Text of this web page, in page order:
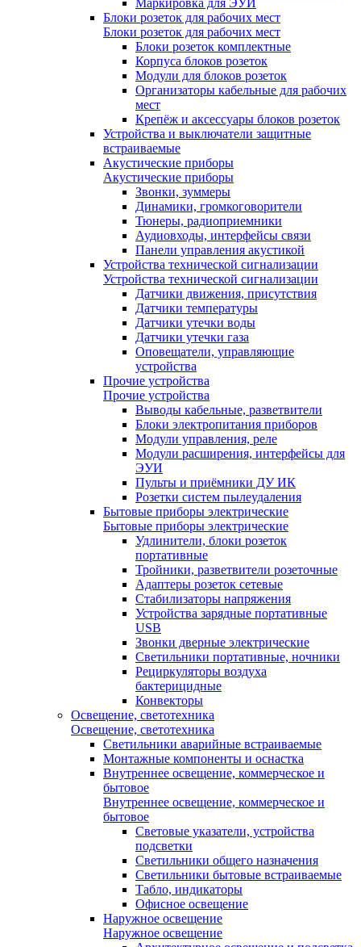
Маркировка для ЭУИ
Блоки розеток для рабочих мест
Блоки розеток для рабочих мест
Блоки розеток комплектные
Корпуса блоков розеток
Модули для блоков розеток
Организаторы кабельные для рабочих
мест
Крепёж и аксессуары блоков розеток
Устройства и выключатели защитные
встраиваемые
Акустические приборы
Акустические приборы
Звонки, зуммеры
Динамики, громкоговорители
Тюнеры, радиоприемники
Аудиовходы, интерфейсы связи
Панели управления акустикой
Устройства технической сигнализации
Устройства технической сигнализации
Датчики движения, присутствия
Датчики температуры
Датчики утечки воды
Датчики утечки газа
Оповещатели, управляющие
устройства
Прочие устройства
Прочие устройства
Выводы кабельные, разветвители
Блоки электропитания приборов
Модули управления, реле
Модули расширения, интерфейсы для
ЭУИ
Пульты и приёмники ДУ ИК
Розетки систем пылеудаления
Бытовые приборы электрические
Бытовые приборы электрические
Удлинители, блоки розеток
портативные
Тройники, разветвители розеточные
Адаптеры розеток сетевые
Стабилизаторы напряжения
Устройства зарядные портативные
USB
Звонки дверные электрические
Светильники портативные, ночники
Рециркуляторы воздуха
бактерицидные
Конвекторы
Освещение, светотехника
Освещение, светотехника
Светильники аварийные встраиваемые
Монтажные компоненты и оснастка
Внутреннее освещение, коммерческое и
бытовое
Внутреннее освещение, коммерческое и
бытовое
Световые указатели, устройства
подсветки
Светильники общего назначения
Светильники бытовые встраиваемые
Табло, индикаторы
Офисное освещение
Наружное освещение
Наружное освещение